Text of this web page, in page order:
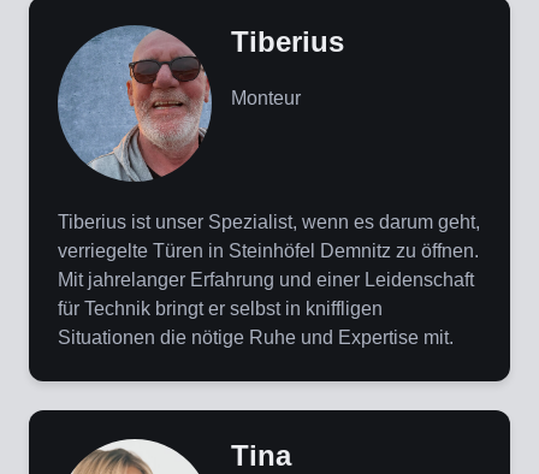
Tiberius
Monteur
Tiberius ist unser Spezialist, wenn es darum geht,
verriegelte Türen in Steinhöfel Demnitz zu öffnen.
Mit jahrelanger Erfahrung und einer Leidenschaft
für Technik bringt er selbst in kniffligen
Situationen die nötige Ruhe und Expertise mit.
Tina